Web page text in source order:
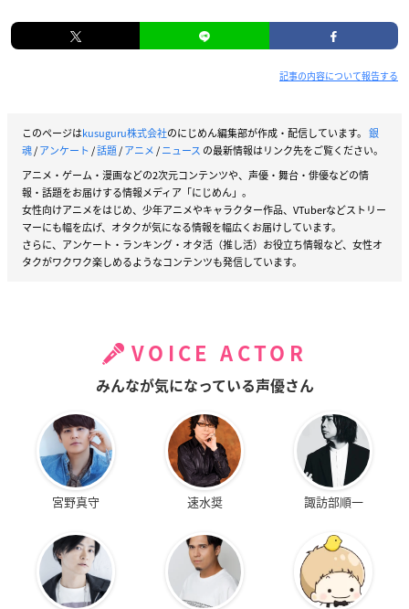
記事の内容について報告する
このページはkusuguru株式会社のにじめん編集部が作成・配信しています。 銀
魂/アンケート /話題/アニメ/ニュース の最新情報はリンク先をご覧ください。
アニメ・ゲーム・漫画などの2次元コンテンツや、声優・舞台・俳優などの情
報・話題をお届けする情報メディア「にじめん」。
女性向けアニメをはじめ、少年アニメやキャラクター作品、VTuberなどストリー
マーにも幅を広げ、オタクが気になる情報を幅広くお届けしています。
さらに、アンケート・ランキング・オタ活（推し活）お役立ち情報など、女性オ
タクがワクワク楽しめるようなコンテンツも発信しています。
VOICE ACTOR
みんなが気になっている声優さん
宮野真守 速水奨 諏訪部順一